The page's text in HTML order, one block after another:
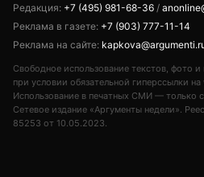
Редакция: +7 (495) 981-68-36 /
Реклама в газете: +7 (903) 777-11-14
Реклама на сайте:
Свободное использование текстов, фото
при условии обязательной гиперссылки
Использование в печатных СМИ — только
Сетевое издание «Аргументы недели».
85253 от 10.05.2023.